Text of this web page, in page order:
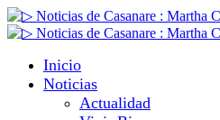
Inicio
Noticias
Actualidad